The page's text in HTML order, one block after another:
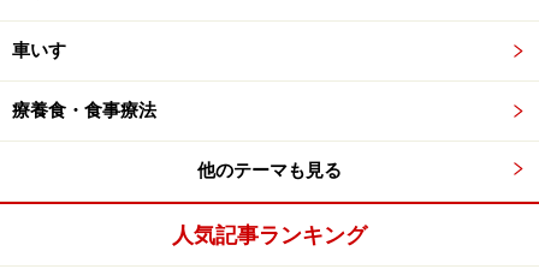
車いす
療養食・食事療法
他のテーマも見る
人気記事ランキング